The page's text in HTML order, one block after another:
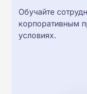
Обучайте
корпоративным
условиях.